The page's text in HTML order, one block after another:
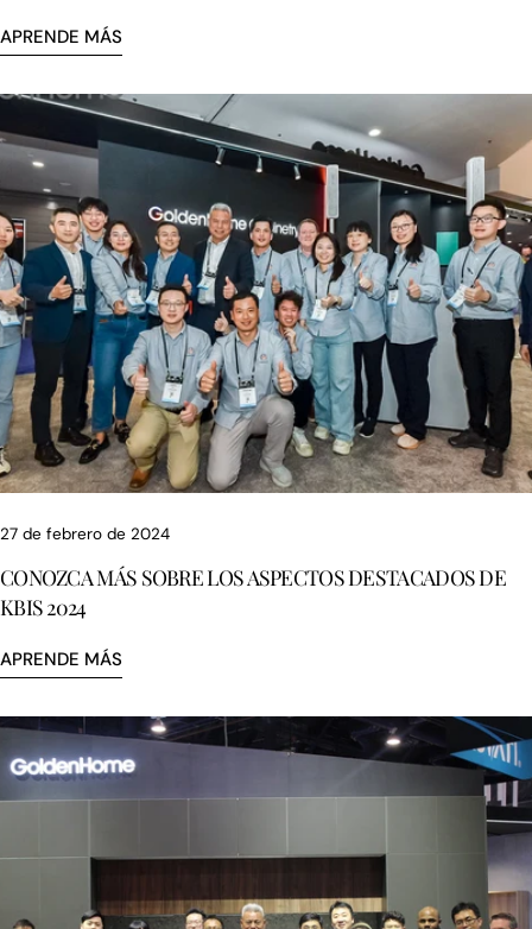
APRENDE MÁS
27 de febrero de 2024
CONOZCA MÁS SOBRE LOS ASPECTOS DESTACADOS DE
KBIS 2024
APRENDE MÁS